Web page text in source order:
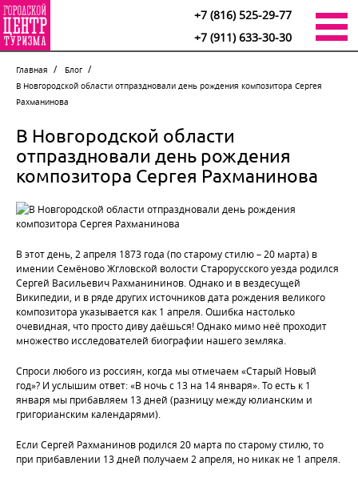
+7 (816) 525-29-77
+7 (911) 633-30-30
Главная
Блог
В Новгородской области отпраздновали день рождения композитора Сергея
Рахманинова
В Новгородской области
отпраздновали день рождения
композитора Сергея Рахманинова
В этот день, 2 апреля 1873 года (по старому стилю – 20 марта) в
имении Семёново Жгловской волости Старорусского уезда родился
Сергей Васильевич Рахманининов. Однако и в вездесущей
Википедии, и в ряде других источников дата рождения великого
композитора указывается как 1 апреля. Ошибка настолько
очевидная, что просто диву даёшься! Однако мимо неё проходит
множество исследователей биографии нашего земляка.
Спроси любого из россиян, когда мы отмечаем «Старый Новый
год»? И услышим ответ: «В ночь с 13 на 14 января». То есть к 1
января мы прибавляем 13 дней (разницу между юлианским и
григорианским календарями).
Если Сергей Рахманинов родился 20 марта по старому стилю, то
при прибавлении 13 дней получаем 2 апреля, но никак не 1 апреля.